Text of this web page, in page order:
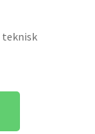
teknisk